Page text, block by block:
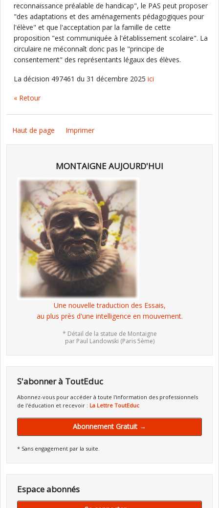
reconnaissance préalable de handicap", le PAS peut proposer
"des adaptations et des aménagements pédagogiques pour
l'élève" et que l'acceptation par la famille de cette
proposition "est communiquée à l'établissement scolaire". La
circulaire ne méconnaît donc pas le "principe de
consentement" des représentants légaux des élèves.
La décision 497461 du 31 décembre 2025 ici
« Retour
Haut de page Imprimer
MONTAIGNE AUJOURD'HUI
Une nouvelle traduction des Essais,
au plus près d'une intelligence en mouvement.
* Détail de la statue de Montaigne
par Paul Landowski (Paris 5ème)
S'abonner à ToutEduc
Abonnez-vous pour accéder à toute l'information des professionnels
de l'éducation et recevoir : La Lettre ToutEduc
Abonnement Gratuit →
* Sans engagement par la suite.
Espace abonnés